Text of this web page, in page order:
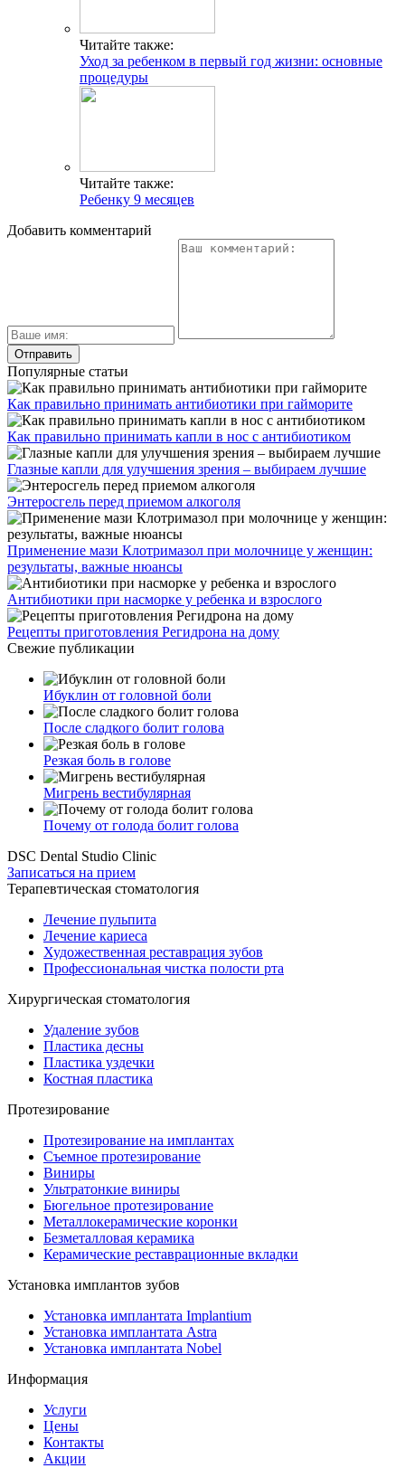
Читайте также:
Уход за ребенком в первый год жизни: основные
процедуры
Читайте также:
Ребенку 9 месяцев
Добавить комментарий
Популярные статьи
Как правильно принимать антибиотики при гайморите
Как правильно принимать капли в нос с антибиотиком
Глазные капли для улучшения зрения – выбираем лучшие
Энтеросгель перед приемом алкоголя
Применение мази Клотримазол при молочнице у женщин:
результаты, важные нюансы
Антибиотики при насморке у ребенка и взрослого
Рецепты приготовления Регидрона на дому
Свежие публикации
Ибуклин от головной боли
После сладкого болит голова
Резкая боль в голове
Мигрень вестибулярная
Почему от голода болит голова
DSC Dental Studio Clinic
Записаться на прием
Терапевтическая стоматология
Лечение пульпита
Лечение кариеса
Художественная реставрация зубов
Профессиональная чистка полости рта
Хирургическая стоматология
Удаление зубов
Пластика десны
Пластика уздечки
Костная пластика
Протезирование
Протезирование на имплантах
Съемное протезирование
Виниры
Ультратонкие виниры
Бюгельное протезирование
Металлокерамические коронки
Безметалловая керамика
Керамические реставрационные вкладки
Установка имплантов зубов
Установка имплантата Implantium
Установка имплантата Astra
Установка имплантата Nobel
Информация
Услуги
Цены
Контакты
Акции